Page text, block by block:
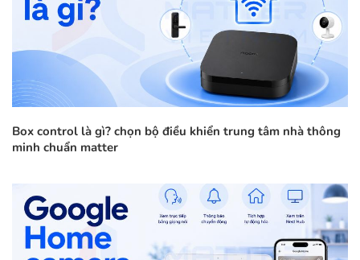
Box control là gì? chọn bộ điều khiển trung tâm nhà thông
minh chuẩn matter